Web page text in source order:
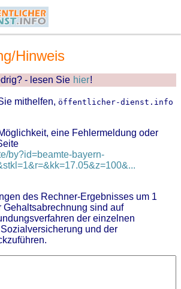
Hinweis
- lesen Sie hier!
mithelfen, öffentlicher-dienst.info
eine Fehlermeldung oder
by?id=beamte-bayern-
des Rechner-Ergebnisses um 1
Gehaltsabrechnung sind auf
der einzelnen
und der